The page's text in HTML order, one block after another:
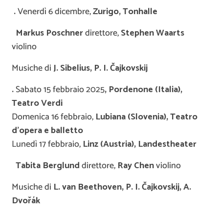
.Venerdì 6 dicembre,Zurigo, Tonhalle
Markus Poschnerdirettore,Stephen Waarts
violino
Musiche diJ. Sibelius, P. I.Čajkovskij
.Sabato 15 febbraio 2025, Pordenone (Italia),
Teatro Verdi
Domenica 16 febbraio, Lubiana (Slovenia), Teatro
d’opera e balletto
Lunedì 17 febbraio, Linz (Austria), Landestheater
Tabita Berglunddirettore, Ray Chenviolino
Musiche di L. van Beethoven, P. I.Čajkovskij, A.
Dvořák